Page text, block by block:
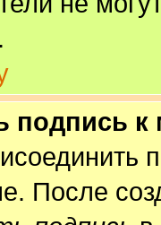
подпись
После